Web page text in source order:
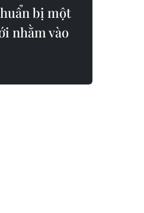
bị một
nhằm vào